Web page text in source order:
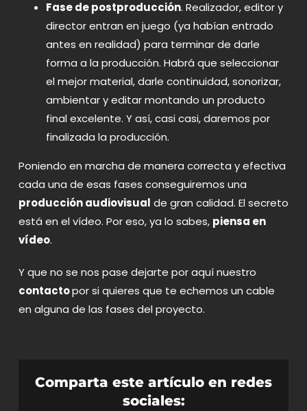
Fase de postproducción. Realizador, editor y
director entran en juego (ya habían entrado
antes en realidad) para terminar de darle
forma a la producción. Habrá que seleccionar
el mejor material, darle continuidad, sonorizar,
ambientar y editar montando un producto
final excelente. Y así, casi casi, daremos por
finalizada la producción.
Poniendo en marcha de manera correcta y efectiva
cada una de esas fases conseguiremos una
producción audiovisual de gran calidad. El secreto
está en el vídeo. Por eso, ya lo sabes, piensa en
vídeo.
Y que no se nos pase dejarte por aquí nuestro
contactopor si quieres que te echemos un cable
en alguna de las fases del proyecto.
Comparta este artículo en redes
sociales: